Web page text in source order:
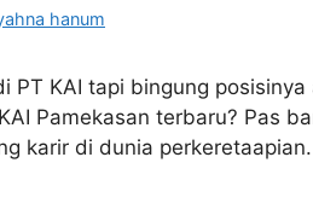
hanum
PT KAI tapi bingung
Pamekasan terbaru? Pas
karir di dunia perkeretaapian.